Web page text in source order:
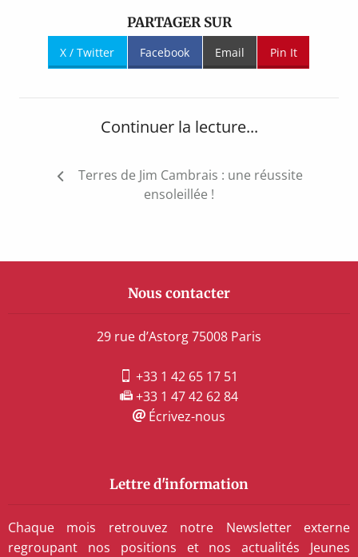
PARTAGER SUR
X / Twitter Facebook Email Pin It
Continuer la lecture...
Navigation
Terres de Jim Cambrais : une réussite
ensoleillée !
Nous contacter
29 rue d’Astorg 75008 Paris
+33 1 42 65 17 51
+33 1 47 42 62 84
Écrivez-nous
Lettre d'information
Chaque mois retrouvez notre Newsletter externe
regroupant nos positions et nos actualités Jeunes